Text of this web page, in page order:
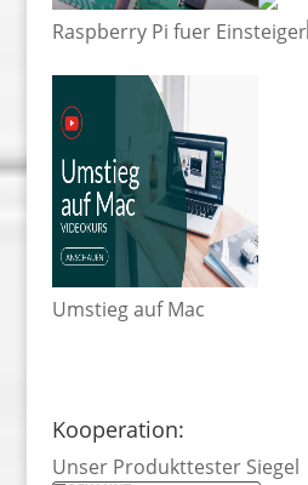
Raspberry Pi fuer Einsteiger
Umstieg auf Mac
Kooperation:
Unser Produkttester Siegel